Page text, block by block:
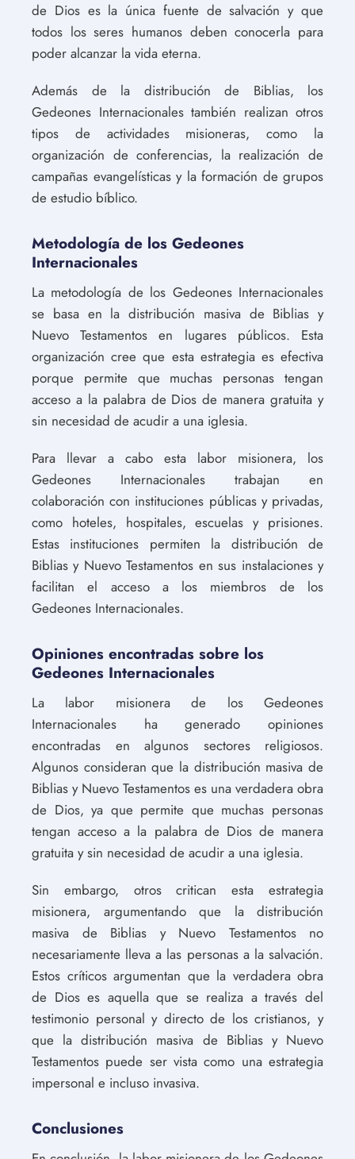
de Dios es la única fuente de salvación y que
todos los seres humanos deben conocerla para
poder alcanzar la vida eterna.
Además de la distribución de Biblias, los
Gedeones Internacionales también realizan otros
tipos de actividades misioneras, como la
organización de conferencias, la realización de
campañas evangelísticas y la formación de grupos
de estudio bíblico.
Metodología de los Gedeones
Internacionales
La metodología de los Gedeones Internacionales
se basa en la distribución masiva de Biblias y
Nuevo Testamentos en lugares públicos. Esta
organización cree que esta estrategia es efectiva
porque permite que muchas personas tengan
acceso a la palabra de Dios de manera gratuita y
sin necesidad de acudir a una iglesia.
Para llevar a cabo esta labor misionera, los
Gedeones Internacionales trabajan en
colaboración con instituciones públicas y privadas,
como hoteles, hospitales, escuelas y prisiones.
Estas instituciones permiten la distribución de
Biblias y Nuevo Testamentos en sus instalaciones y
facilitan el acceso a los miembros de los
Gedeones Internacionales.
Opiniones encontradas sobre los
Gedeones Internacionales
La labor misionera de los Gedeones
Internacionales ha generado opiniones
encontradas en algunos sectores religiosos.
Algunos consideran que la distribución masiva de
Biblias y Nuevo Testamentos es una verdadera obra
de Dios, ya que permite que muchas personas
tengan acceso a la palabra de Dios de manera
gratuita y sin necesidad de acudir a una iglesia.
Sin embargo, otros critican esta estrategia
misionera, argumentando que la distribución
masiva de Biblias y Nuevo Testamentos no
necesariamente lleva a las personas a la salvación.
Estos críticos argumentan que la verdadera obra
de Dios es aquella que se realiza a través del
testimonio personal y directo de los cristianos, y
que la distribución masiva de Biblias y Nuevo
Testamentos puede ser vista como una estrategia
impersonal e incluso invasiva.
Conclusiones